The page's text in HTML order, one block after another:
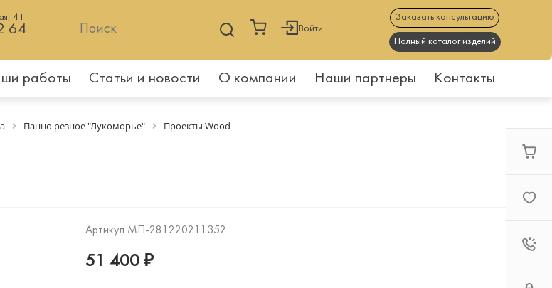
41
64 Войти
Заказать консультацию
Полный каталог изделий
работы Статьи и новости О компании Наши партнеры Контакты
Панно резное "Лукоморье" Проекты Wood
Артикул МП-281220211352
51 400 ₽